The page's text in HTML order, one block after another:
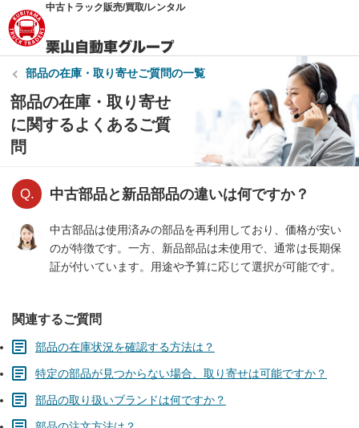
中古トラック販売/買取/レンタル
部品の在庫・取り寄せご質問の一覧
部品の在庫・取り寄せ
に関するよくあるご質
問
中古部品と新品部品の違いは何ですか？
中古部品は使用済みの部品を再利用しており、価格が安い
のが特徴です。一方、新品部品は未使用で、通常は長期保
証が付いています。用途や予算に応じて選択が可能です。
関連するご質問
部品の在庫状況を確認する方法は？
特定の部品が見つからない場合、取り寄せは可能ですか？
部品の取り扱いブランドは何ですか？